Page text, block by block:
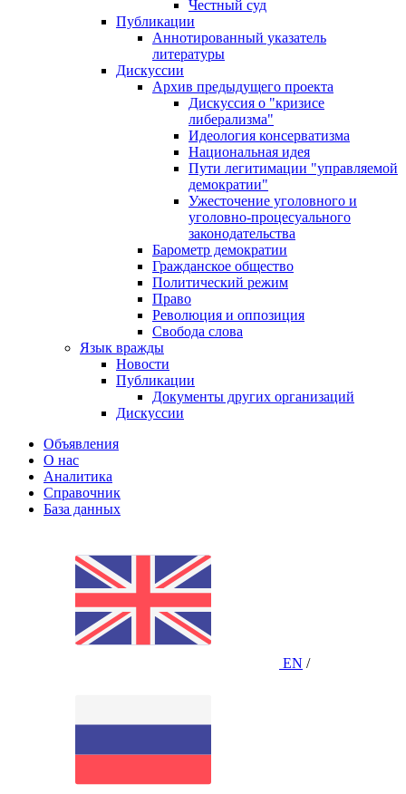
Честный суд
Публикации
Аннотированный указатель
литературы
Дискуссии
Архив предыдущего проекта
Дискуссия о "кризисе
либерализма"
Идеология консерватизма
Национальная идея
Пути легитимации "управляемой
демократии"
Ужесточение уголовного и
уголовно-процесуального
законодательства
Барометр демократии
Гражданское общество
Политический режим
Право
Революция и оппозиция
Свобода слова
Язык вражды
Новости
Публикации
Документы других организаций
Дискуссии
Объявления
О нас
Аналитика
Справочник
База данных
EN /